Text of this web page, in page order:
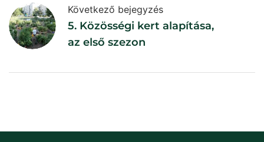
Következő bejegyzés
5. Közösségi kert alapítása,
az első szezon